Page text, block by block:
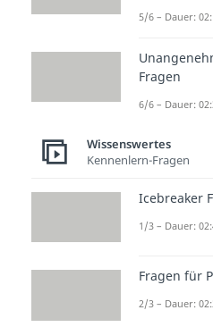
Sämtliche
gelten hier
einen
5/6 – Dauer:
Fragen
6/6 – Dauer:
Wissenswertes
Kennenlern-Fragen
Icebreaker
1/3 – Dauer:
Fragen für
2/3 – Dauer: